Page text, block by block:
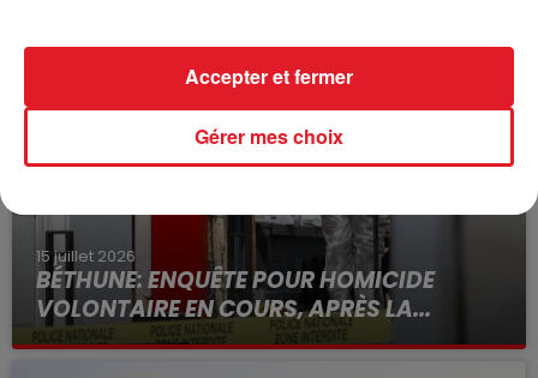
15 juillet 2026
BÉTHUNE: ENQUÊTE POUR HOMICIDE
VOLONTAIRE EN COURS, APRÈS LA...
Selon les premiers éléments, le logement servait
Gérer mes choix
Accepter et fermer